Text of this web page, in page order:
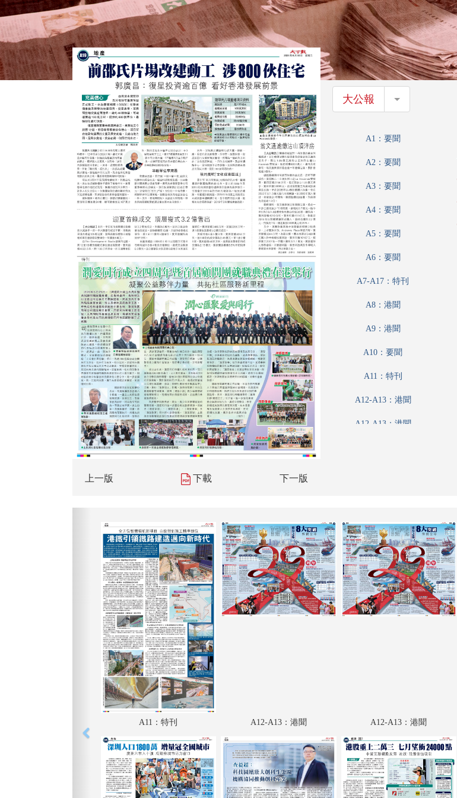
上一版 下載 下一版
大公報 大公報
A1：要聞
A2：要聞
A3：要聞
A4：要聞
A5：要聞
A6：要聞
A7-A17：特刊
A8：港聞
A9：港聞
A10：要聞
A11：特刊
A12-A13：港聞
A12-A13：港聞
A18：經濟
A19：經濟
A20：經濟
A21：教育
B3：經濟
B4：經濟
A11：特刊 A12-A13：港聞 A12-A13：港聞